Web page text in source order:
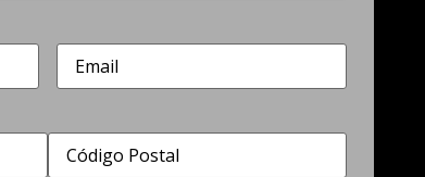
Correo
electrónico